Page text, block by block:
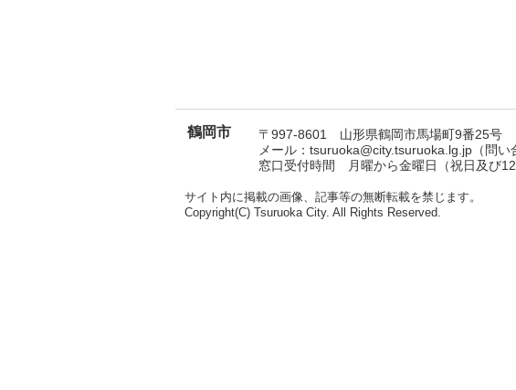
鶴岡市
〒997-8601 山形県鶴岡市馬場町9番25号
メール：tsuruoka@city.tsuruoka.lg.jp（問い
窓口受付時間 月曜から金曜日（祝日及び
サイト内に掲載の画像、記事等の無断転載を禁じます。
Copyright(C) Tsuruoka City. All Rights Reserved.